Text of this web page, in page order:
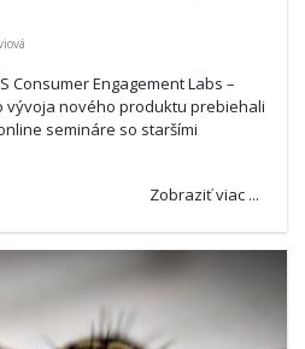
Consumer Engagement Labs –
vývoja nového produktu prebiehali
semináre so staršími
Zobraziť viac ...